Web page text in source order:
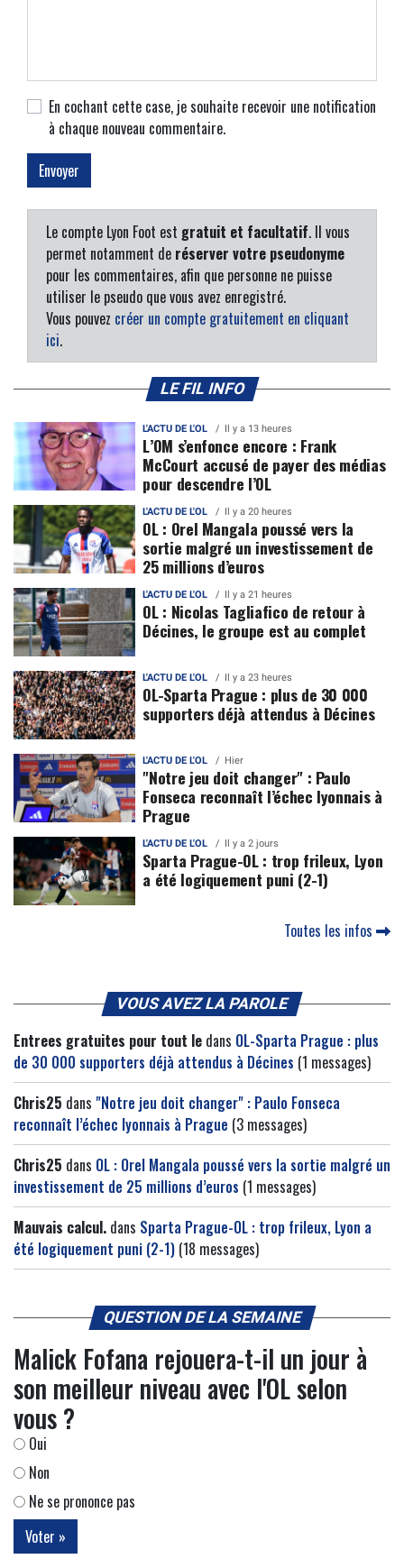
En cochant cette case, je souhaite recevoir une notification
à chaque nouveau commentaire.
Le compte Lyon Foot est gratuit et facultatif. Il vous
permet notamment de réserver votre pseudonyme
pour les commentaires, afin que personne ne puisse
utiliser le pseudo que vous avez enregistré.
Vous pouvez créer un compte gratuitement en cliquant
ici.
LE FIL INFO
L'ACTU DE L'OL Il y a 13 heures
L’OM s’enfonce encore : Frank
McCourt accusé de payer des médias
pour descendre l’OL
L'ACTU DE L'OL Il y a 20 heures
OL : Orel Mangala poussé vers la
sortie malgré un investissement de
25 millions d’euros
L'ACTU DE L'OL Il y a 21 heures
OL : Nicolas Tagliafico de retour à
Décines, le groupe est au complet
L'ACTU DE L'OL Il y a 23 heures
OL-Sparta Prague : plus de 30 000
supporters déjà attendus à Décines
L'ACTU DE L'OL Hier
"Notre jeu doit changer" : Paulo
Fonseca reconnaît l’échec lyonnais à
Prague
L'ACTU DE L'OL Il y a 2 jours
Sparta Prague-OL : trop frileux, Lyon
a été logiquement puni (2-1)
Toutes les infos
VOUS AVEZ LA PAROLE
Entrees gratuites pour tout le dans OL-Sparta Prague : plus
de 30 000 supporters déjà attendus à Décines (1 messages)
Chris25 dans "Notre jeu doit changer" : Paulo Fonseca
reconnaît l’échec lyonnais à Prague (3 messages)
Chris25 dans OL : Orel Mangala poussé vers la sortie malgré un
investissement de 25 millions d’euros (1 messages)
Mauvais calcul. dans Sparta Prague-OL : trop frileux, Lyon a
été logiquement puni (2-1) (18 messages)
QUESTION DE LA SEMAINE
Malick Fofana rejouera-t-il un jour à
son meilleur niveau avec l'OL selon
vous ?
Oui
Non
Ne se prononce pas